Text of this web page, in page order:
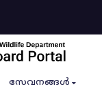
സേവനങ്ങൾ